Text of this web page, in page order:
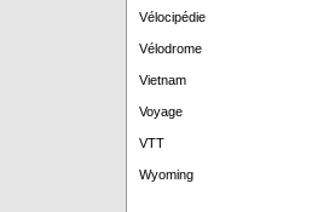
Vélocipédie
Vélodrome
Vietnam
Voyage
VTT
Wyoming